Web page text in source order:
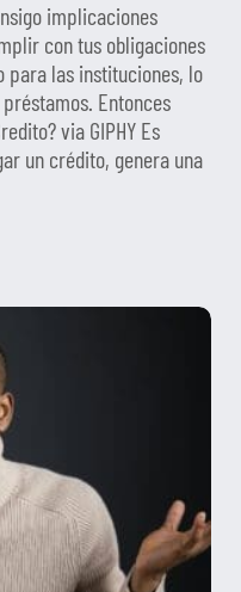
implicaciones
con tus obligaciones
para las instituciones, lo
Entonces
via GIPHY Es
un crédito, genera una